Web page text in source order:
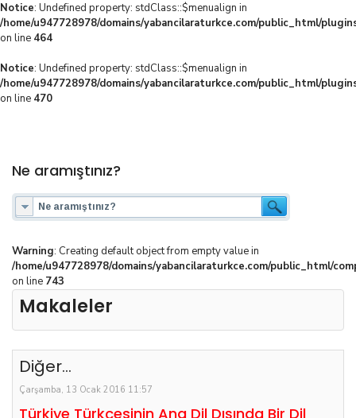
Notice: Undefined property: stdClass::$menualign in
/home/u947728978/domains/yabancilaraturkce.com/public_html/
on line 464
Notice: Undefined property: stdClass::$menualign in
/home/u947728978/domains/yabancilaraturkce.com/public_html/
on line 470
Ne aramıştınız?
Warning: Creating default object from empty value in
/home/u947728978/domains/yabancilaraturkce.com/public_html/
on line 743
Makaleler
Diğer...
Çarşamba, 13 Ocak 2016 11:57
Türkiye Türkçesinin Ana Dil Dışında Bir Dil